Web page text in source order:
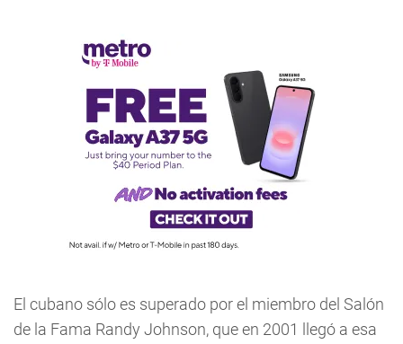
El cubano sólo es superado por el miembro del Salón
de la Fama Randy Johnson, que en 2001 llegó a esa